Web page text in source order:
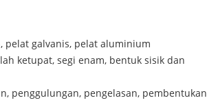
pelat galvanis, pelat aluminium
ketupat, segi enam, bentuk sisik dan
penggulungan, pengelasan, pembentukan